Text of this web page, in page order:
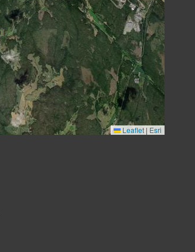
Leaflet | Esri